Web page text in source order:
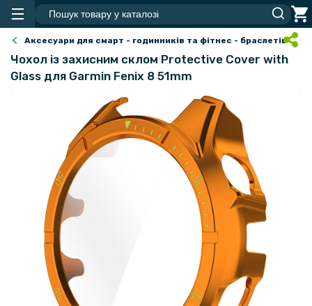
Аксесуари для смарт - годинників та фітнес - браслетів
Чохол із захисним склом Protective Cover with
Glass для Garmin Fenix 8 51mm